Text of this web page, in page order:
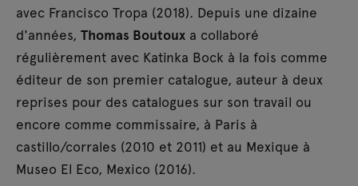
avec Francisco Tropa (2018). Depuis une dizaine
d'années, Thomas Boutoux a collaboré
régulièrement avec Katinka Bock à la fois comme
éditeur de son premier catalogue, auteur à deux
reprises pour des catalogues sur son travail ou
encore comme commissaire, à Paris à
castillo/corrales (2010 et 2011) et au Mexique à
Museo El Eco, Mexico (2016).